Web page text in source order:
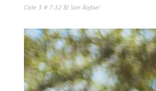
Calle 3 # 7-32 B/ San Rafael